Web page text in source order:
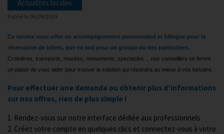
Actualités locales
Publié le 06/09/2019
Ce service vous offre un accompagnement personnalisé et bilingue pour la
réservation de billets, que ce soit pour un groupe ou des particuliers.
Croisières, transports, musées, monuments, spectacles… nos conseillers se feront
un plaisir de vous aider pour trouver la solution qui répondra au mieux à vos besoins.
Pour effectuer une demande ou obtenir plus d’informations
sur nos offres, rien de plus simple !
1. Rendez-vous sur notre interface dédiée aux professionnels
2. Créez votre compte en quelques clics et connectez-vous à votre